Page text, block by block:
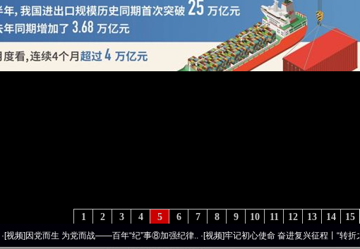
15
14
13
12
11
10
9
8
7
6
5
4
3
2
1
而生 为党而战——百年“纪”事⑧加强纪律..·[视频]牢记初心使命 奋进复兴征程丨“转折之城”激荡..